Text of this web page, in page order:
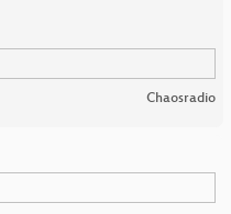
Chaosradio